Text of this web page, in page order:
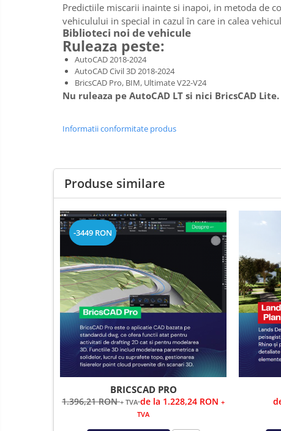
Predictiile miscarii inainte si inapoi, in metoda de
vehiculului in special in cazul în care in calea
Biblioteci noi de vehicule
Ruleaza peste:
AutoCAD 2018-2024
AutoCAD Civil 3D 2018-2024
BricsCAD Pro, BIM, Ultimate V22-V24
Nu ruleaza pe AutoCAD LT si nici BricsCAD Lite.
Informatii conformitate produs
Produse similare
-3449 RON
BRICSCAD PRO
1.396,21 RON+ TVA de la 1.228,24 RON +
TVA